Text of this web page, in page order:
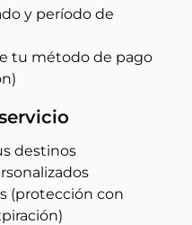
y período de
tu método de pago
destinos
(protección con